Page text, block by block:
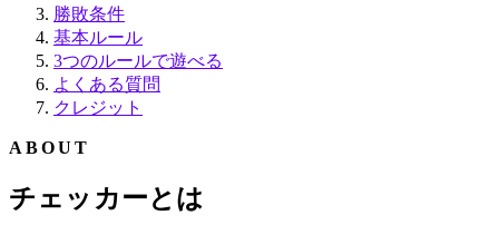
勝敗条件
基本ルール
3つのルールで遊べる
よくある質問
クレジット
ABOUT
チェッカーとは